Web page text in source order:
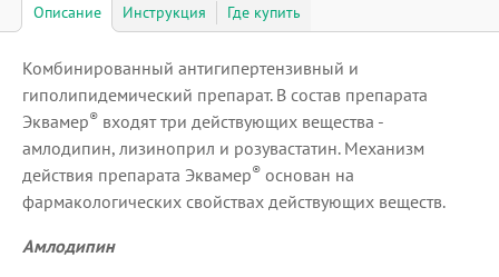
Описание Инструкция Где купить
Комбинированный антигипертензивный и
гиполипидемический препарат. В состав препарата
Эквамер® входят три действующих вещества -
амлодипин, лизиноприл и розувастатин. Механизм
действия препарата Эквамер® основан на
фармакологических свойствах действующих веществ.
Амлодипин